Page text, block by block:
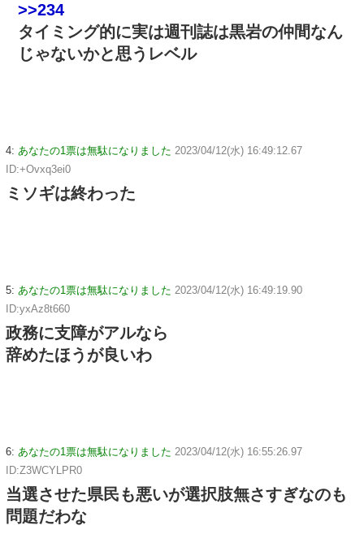
>>234
タイミング的に実は週刊誌は黒岩の仲間なん
じゃないかと思うレベル
4: あなたの1票は無駄になりました 2023/04/12(水) 16:49:12.67
ID:+Ovxq3ei0
ミソギは終わった
5: あなたの1票は無駄になりました 2023/04/12(水) 16:49:19.90
ID:yxAz8t660
政務に支障がアルなら
辞めたほうが良いわ
6: あなたの1票は無駄になりました 2023/04/12(水) 16:55:26.97
ID:Z3WCYLPR0
当選させた県民も悪いが選択肢無さすぎなのも
問題だわな